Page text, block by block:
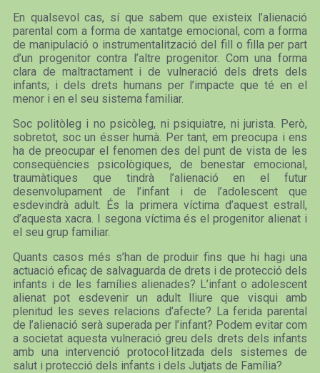
En qualsevol cas, sí que sabem que existeix l’alienació
parental com a forma de xantatge emocional, com a forma
de manipulació o instrumentalització del fill o filla per part
d’un progenitor contra l’altre progenitor. Com una forma
clara de maltractament i de vulneració dels drets dels
infants; i dels drets humans per l’impacte que té en el
menor i en el seu sistema familiar.
Soc politòleg i no psicòleg, ni psiquiatre, ni jurista. Però,
sobretot, soc un ésser humà. Per tant, em preocupa i ens
ha de preocupar el fenomen des del punt de vista de les
conseqüències psicològiques, de benestar emocional,
traumàtiques que tindrà l’alienació en el futur
desenvolupament de l’infant i de l’adolescent que
esdevindrà adult. És la primera víctima d’aquest estrall,
d’aquesta xacra. I segona víctima és el progenitor alienat i
el seu grup familiar.
Quants casos més s’han de produir fins que hi hagi una
actuació eficaç de salvaguarda de drets i de protecció dels
infants i de les famílies alienades? L’infant o adolescent
alienat pot esdevenir un adult lliure que visqui amb
plenitud les seves relacions d’afecte? La ferida parental
de l’alienació serà superada per l’infant? Podem evitar com
a societat aquesta vulneració greu dels drets dels infants
amb una intervenció protocol·litzada dels sistemes de
salut i protecció dels infants i dels Jutjats de Família?